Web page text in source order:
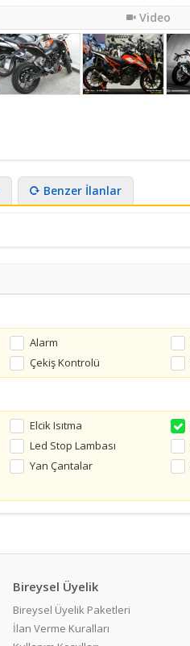
Video
Benzer İlanlar
Alarm
Çekiş Kontrolü
Elcik Isıtma
Led Stop Lambası
Yan Çantalar
Bireysel Üyelik
Bireysel Üyelik Paketleri
İlan Verme Kuralları